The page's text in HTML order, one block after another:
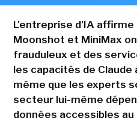
L'entreprise d'IA affirme
Moonshot et MiniMax
frauduleux et des
les capacités de Claude
même que les experts
secteur lui-même
données accessibles au